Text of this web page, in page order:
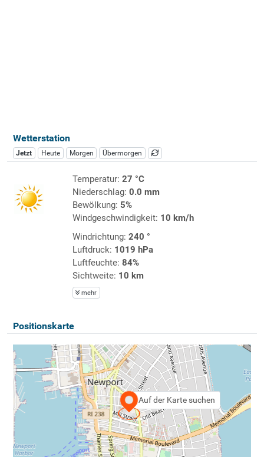
Wetterstation
Jetzt Heute Morgen Übermorgen
Temperatur: 27 °C
Niederschlag: 0.0 mm
Bewölkung: 5%
Windgeschwindigkeit: 10 km/h
Windrichtung: 240 °
Luftdruck: 1019 hPa
Luftfeuchte: 84%
Sichtweite: 10 km
mehr
Positionskarte
Auf der Karte suchen